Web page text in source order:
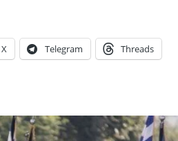
X Telegram Threads